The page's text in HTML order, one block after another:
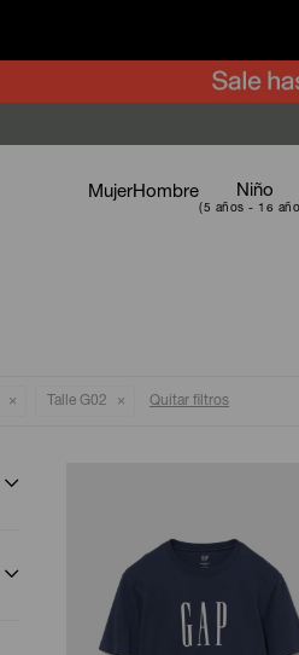
MujerHombre Niño
Talle G02 Quitar filtros